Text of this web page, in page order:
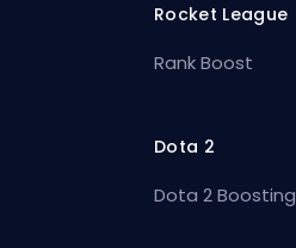
Rocket League
Rank Boost
Dota 2
Dota 2 Boosting